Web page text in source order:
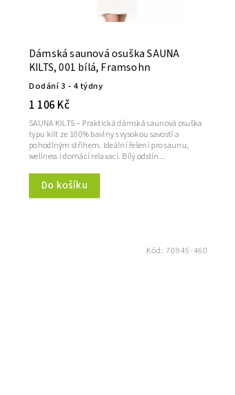
Dámská saunová osuška SAUNA
KILTS, 001 bílá, Framsohn
Dodání 3 - 4 týdny
1 106 Kč
Do košíku
SAUNA KILTS – Praktická dámská saunová osuška
typu kilt ze 100% bavlny s vysokou savostí a
pohodlným střihem. Ideální řešení pro saunu,
wellness i domácí relaxaci. Bílý odstín...
Kód:70945-460